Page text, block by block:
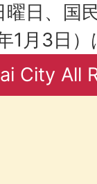
曜日、国
1月3日
City All